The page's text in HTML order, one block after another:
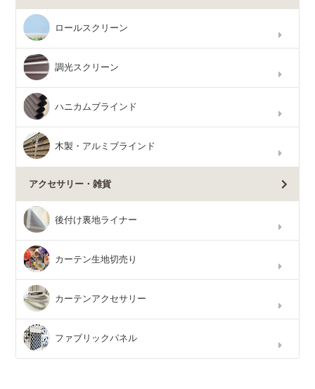
ロールスクリーン
調光スクリーン
ハニカムブラインド
木製・アルミブラインド
アクセサリー・雑貨
後付け裏地ライナー
カーテン生地切売り
カーテンアクセサリー
ファブリックパネル